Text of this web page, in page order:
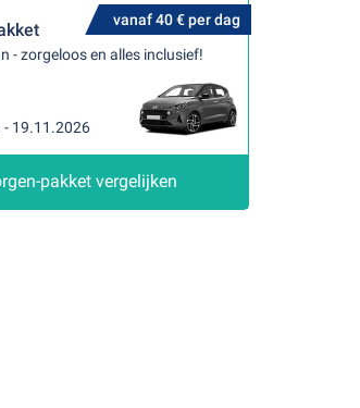
vanaf 40 € per dag
- zorgeloos en alles inclusief!
- 19.11.2026
pakket vergelijken